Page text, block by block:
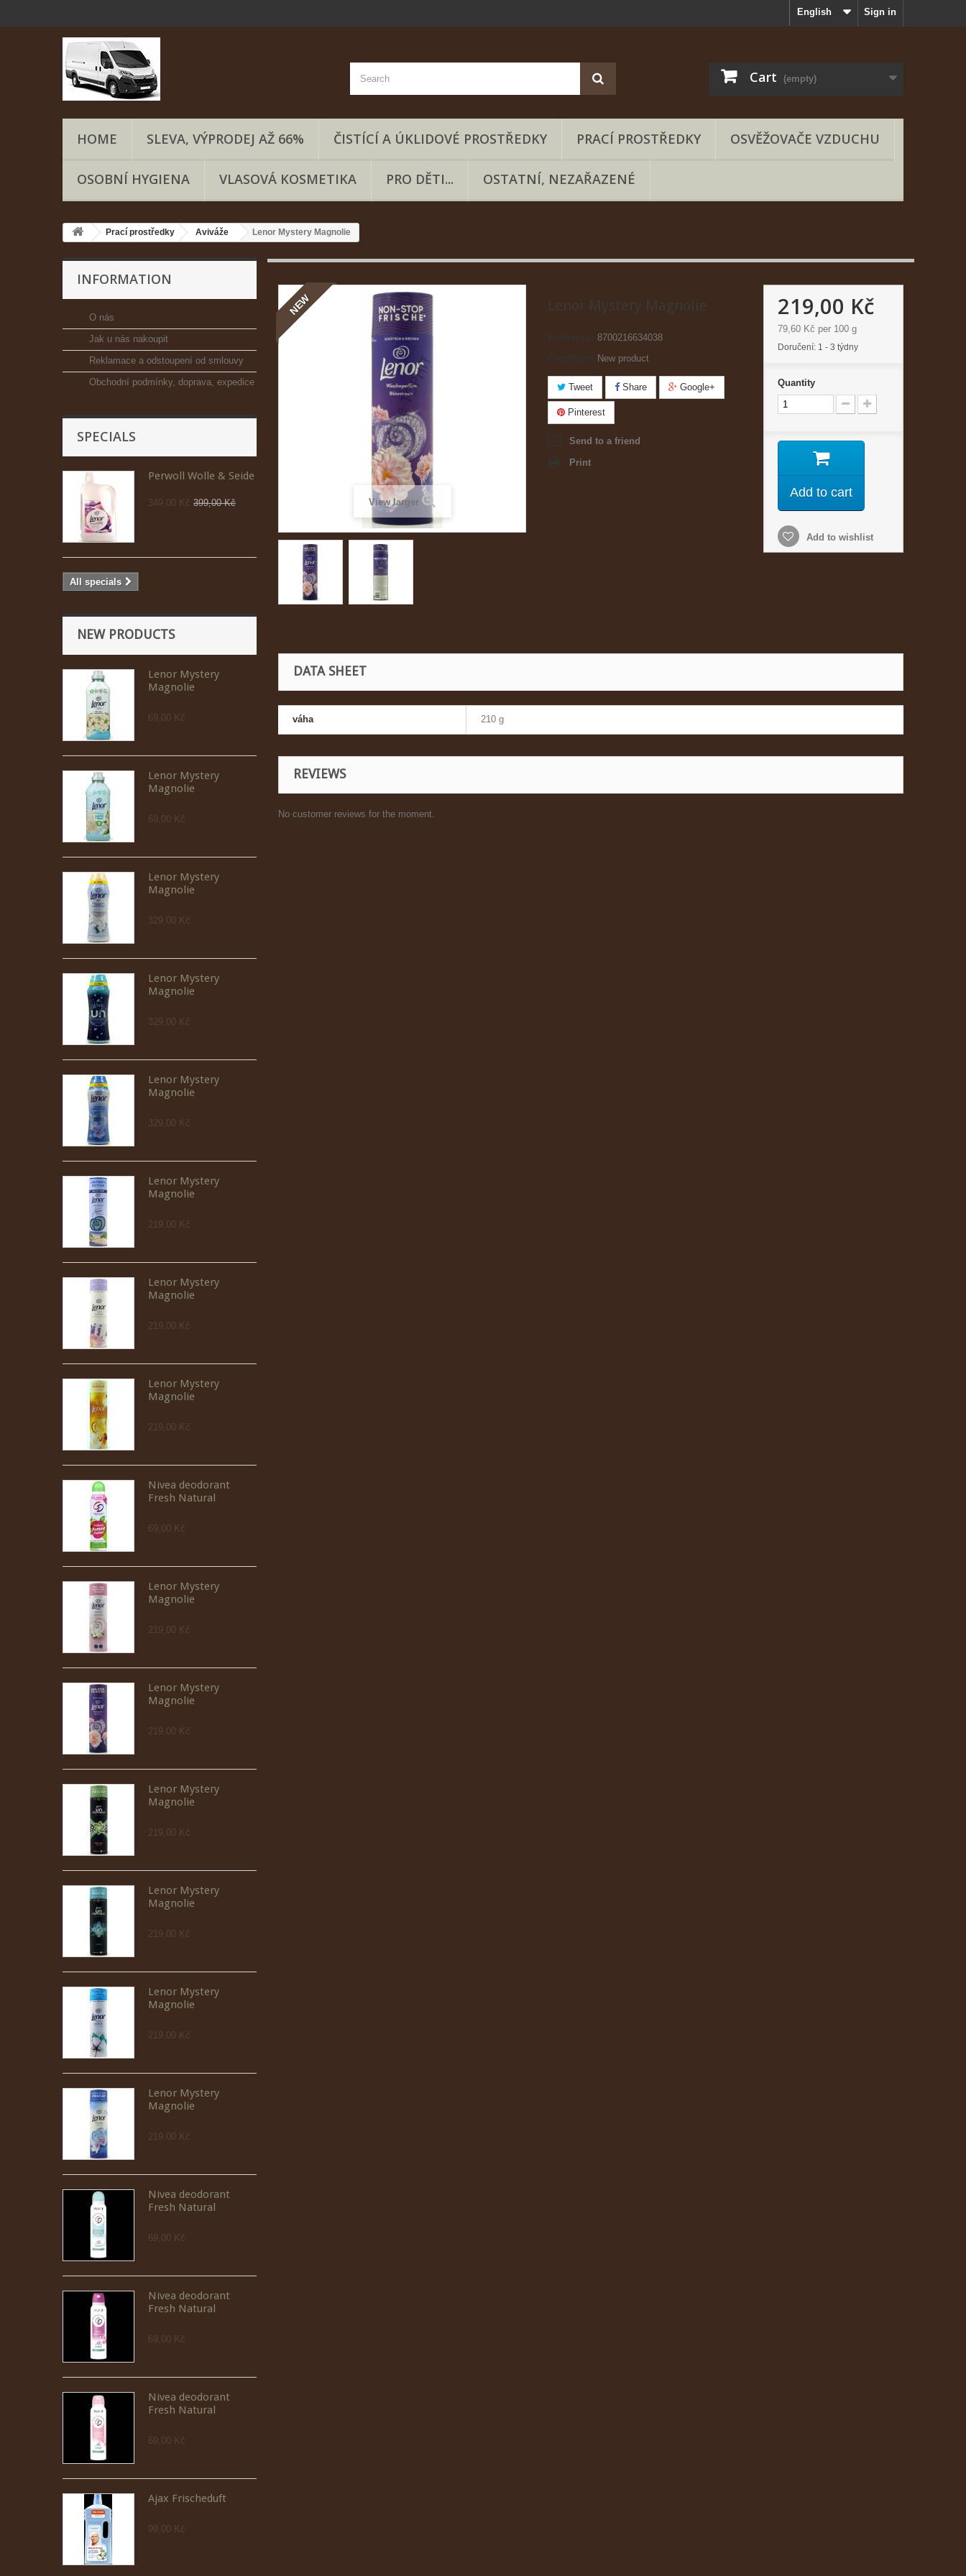
Sign in
English
Cart (empty)
HOME SLEVA, VÝPRODEJ AŽ 66% ČISTÍCÍ A ÚKLIDOVÉ PROSTŘEDKY PRACÍ PROSTŘEDKY OSVĚŽOVAČE VZDUCHU
OSOBNÍ HYGIENA VLASOVÁ KOSMETIKA PRO DĚTI... OSTATNÍ, NEZAŘAZENÉ
Prací prostředky Aviváže Lenor Mystery Magnolie
INFORMATION
O nás
Jak u nás nakoupit
Reklamace a odstoupení od smlouvy
Obchodní podmínky, doprava, expedice
SPECIALS
Perwoll Wolle & Seide
349,00 Kč 399,00 Kč
All specials
NEW PRODUCTS
Lenor Mystery
Magnolie
69,00 Kč
Lenor Mystery
Magnolie
69,00 Kč
Lenor Mystery
Magnolie
329,00 Kč
Lenor Mystery
Magnolie
329,00 Kč
Lenor Mystery
Magnolie
329,00 Kč
Lenor Mystery
Magnolie
219,00 Kč
Lenor Mystery
Magnolie
219,00 Kč
Lenor Mystery
Magnolie
219,00 Kč
Nivea deodorant
Fresh Natural
69,00 Kč
Lenor Mystery
Magnolie
219,00 Kč
Lenor Mystery
Magnolie
219,00 Kč
Lenor Mystery
Magnolie
219,00 Kč
Lenor Mystery
Magnolie
219,00 Kč
Lenor Mystery
Magnolie
219,00 Kč
Lenor Mystery
Magnolie
219,00 Kč
Nivea deodorant
Fresh Natural
69,00 Kč
Nivea deodorant
Fresh Natural
69,00 Kč
Nivea deodorant
Fresh Natural
69,00 Kč
Ajax Frischeduft
99,00 Kč
NEW
View larger
Lenor Mystery Magnolie
Reference:
8700216634038
New product
Tweet Share Google+
Pinterest
Send to a friend
Print
219,00 Kč
79,60 Kč per 100 g
Doručení: 1 - 3 týdny
Quantity
Add to cart
Add to wishlist
DATA SHEET
váha 210 g
REVIEWS
No customer reviews for the moment.